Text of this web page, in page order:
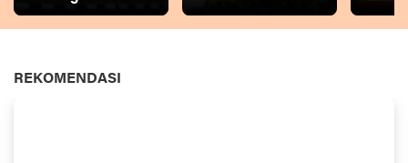
REKOMENDASI